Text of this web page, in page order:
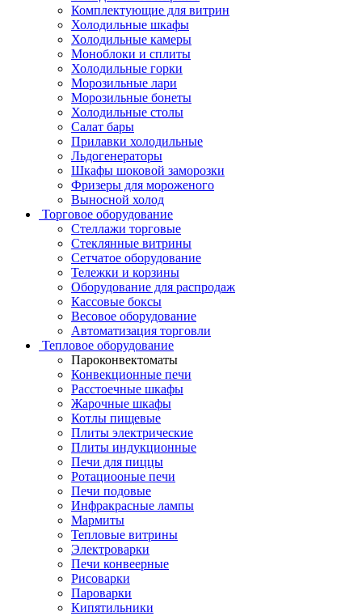
Комплектующие для витрин
Холодильные шкафы
Холодильные камеры
Моноблоки и сплиты
Холодильные горки
Морозильные лари
Морозильные бонеты
Холодильные столы
Салат бары
Прилавки холодильные
Льдогенераторы
Шкафы шоковой заморозки
Фризеры для мороженого
Выносной холод
Торговое оборудование
Стеллажи торговые
Стеклянные витрины
Сетчатое оборудование
Тележки и корзины
Оборудование для распродаж
Кассовые боксы
Весовое оборудование
Автоматизация торговли
Тепловое оборудование
Пароконвектоматы
Конвекционные печи
Расстоечные шкафы
Жарочные шкафы
Котлы пищевые
Плиты электрические
Плиты индукционные
Печи для пиццы
Ротациооные печи
Печи подовые
Инфракрасные лампы
Мармиты
Тепловые витрины
Электроварки
Печи конвеерные
Рисоварки
Пароварки
Кипятильники